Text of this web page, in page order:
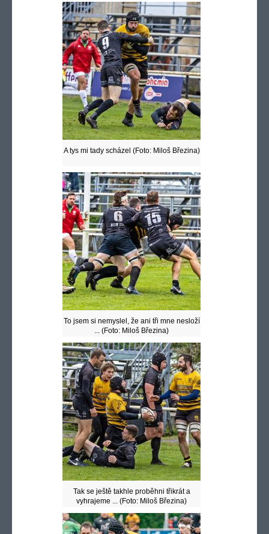
A tys mi tady scházel (Foto: Miloš Březina)
To jsem si nemyslel, že ani tři mne nesloží
... (Foto: Miloš Březina)
Tak se ještě takhle proběhni třikrát a
vyhrajeme ... (Foto: Miloš Březina)